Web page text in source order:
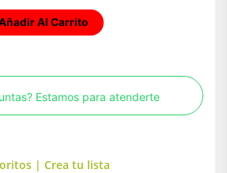
Al Carrito
Estamos para atenderte
| Crea tu lista